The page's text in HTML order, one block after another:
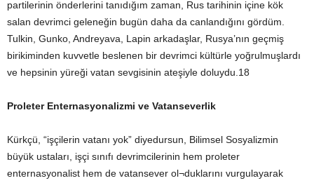
partilerinin önderlerini tanıdığım zaman, Rus tarihinin içine kök
salan devrimci geleneğin bugün daha da canlandığını gördüm.
Tulkin, Gunko, Andreyava, Lapin arkadaşlar, Rusya’nın geçmiş
birikiminden kuvvetle beslenen bir devrimci kültürle yoğrulmuşlardı
ve hepsinin yüreği vatan sevgisinin ateşiyle doluydu.18
Proleter Enternasyonalizmi ve Vatanseverlik
Kürkçü, “işçilerin vatanı yok” diyedursun, Bilimsel Sosyalizmin
büyük ustaları, işçi sınıfı devrimcilerinin hem proleter
enternasyonalist hem de vatansever ol¬duklarını vurgulayarak